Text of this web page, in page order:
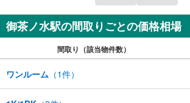
御茶ノ水駅の間取りごとの価格相場
間取り（該当物件数）
ワンルーム （1件）